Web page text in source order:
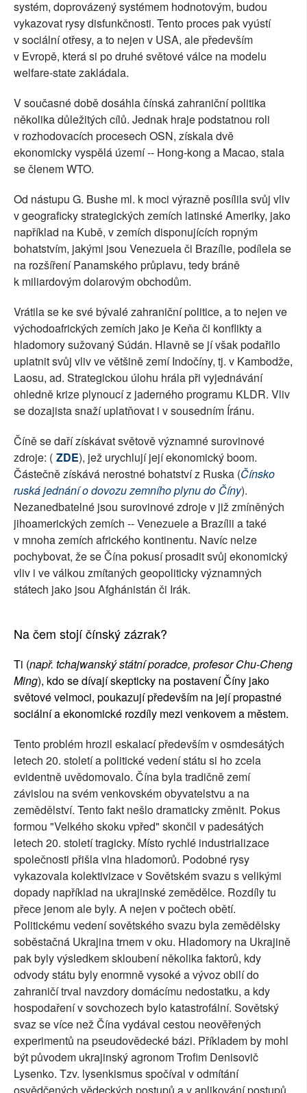
systém, doprovázený systémem hodnotovým, budou
vykazovat rysy disfunkčnosti. Tento proces pak vyústí
v sociální otřesy, a to nejen v USA, ale především
v Evropě, která si po druhé světové válce na modelu
welfare-state zakládala.
V současné době dosáhla čínská zahraniční politika
několika důležitých cílů. Jednak hraje podstatnou roli
v rozhodovacích procesech OSN, získala dvě
ekonomicky vyspělá území -- Hong-kong a Macao, stala
se členem WTO.
Od nástupu G. Bushe ml. k moci výrazně posílila svůj vliv
v geograficky strategických zemích latinské Ameriky, jako
například na Kubě, v zemích disponujících ropným
bohatstvím, jakými jsou Venezuela či Brazílie, podílela se
na rozšíření Panamského průplavu, tedy bráně
k miliardovým dolarovým obchodům.
Vrátila se ke své bývalé zahraniční politice, a to nejen ve
východoafrických zemích jako je Keňa či konflikty a
hladomory sužovaný Súdán. Hlavně se jí však podařilo
uplatnit svůj vliv ve většině zemí Indočíny, tj. v Kambodže,
Laosu, ad. Strategickou úlohu hrála při vyjednávání
ohledně krize plynoucí z jaderného programu KLDR. Vliv
se dozajista snaží uplatňovat i v sousedním Íránu.
Číně se daří získávat světově významné surovinové
zdroje: ( ZDE), jež urychlují její ekonomický boom.
Částečně získává nerostné bohatství z Ruska (Čínsko
ruská jednání o dovozu zemního plynu do Číny).
Nezanedbatelné jsou surovinové zdroje v již zmíněných
jihoamerických zemích -- Venezuele a Brazílii a také
v mnoha zemích afrického kontinentu. Navíc nelze
pochybovat, že se Čína pokusí prosadit svůj ekonomický
vliv i ve válkou zmítaných geopoliticky významných
státech jako jsou Afghánistán či Irák.
Na čem stojí čínský zázrak?
Ti (např. tchajwanský státní poradce, profesor Chu-Cheng
Ming), kdo se dívají skepticky na postavení Číny jako
světové velmoci, poukazují především na její propastné
sociální a ekonomické rozdíly mezi venkovem a městem.
Tento problém hrozil eskalací především v osmdesátých
letech 20. století a politické vedení státu si ho zcela
evidentně uvědomovalo. Čína byla tradičně zemí
závislou na svém venkovském obyvatelstvu a na
zemědělství. Tento fakt nešlo dramaticky změnit. Pokus
formou "Velkého skoku vpřed" skončil v padesátých
letech 20. století tragicky. Místo rychlé industrializace
společnosti přišla vlna hladomorů. Podobné rysy
vykazovala kolektivizace v Sovětském svazu s velikými
dopady například na ukrajinské zemědělce. Rozdíly tu
přece jenom ale byly. A nejen v počtech obětí.
Politickému vedení sovětského svazu byla zemědělsky
soběstačná Ukrajina trnem v oku. Hladomory na Ukrajině
pak byly výsledkem skloubení několika faktorů, kdy
odvody státu byly enormně vysoké a vývoz obilí do
zahraničí trval navzdory domácímu nedostatku, a kdy
hospodaření v sovchozech bylo katastrofální. Sovětský
svaz se více než Čína vydával cestou neověřených
experimentů na pseudovědecké bázi. Příkladem by mohl
být původem ukrajinský agronom Trofim Denisovič
Lysenko. Tzv. lysenkismus spočíval v odmítání